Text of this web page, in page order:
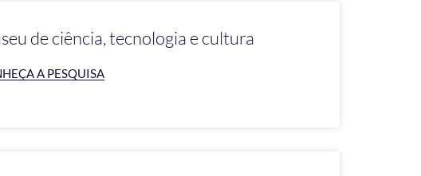
de ciência, tecnologia e cultura
A PESQUISA